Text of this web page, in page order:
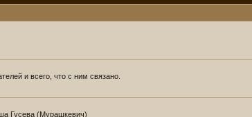
и всего, что с ним связано.
Гусева (Мурашкевич)